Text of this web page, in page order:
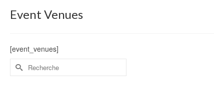
Event Venues
[event_venues]
Rechercher :